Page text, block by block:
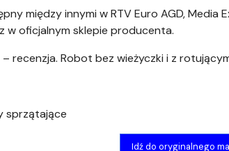
między innymi w RTV Euro AGD, Media
w oficjalnym sklepie producenta.
– recenzja. Robot bez wieżyczki i z
sprzątające
Idź do oryginalnego